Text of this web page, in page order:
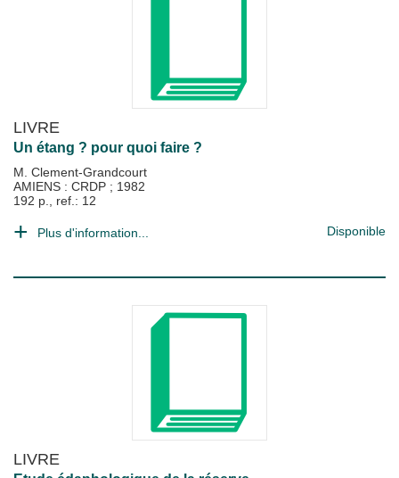
LIVRE
Un étang ? pour quoi faire ?
M. Clement-Grandcourt
AMIENS : CRDP ; 1982
192 p., ref.: 12
Plus d'information... Disponible
LIVRE